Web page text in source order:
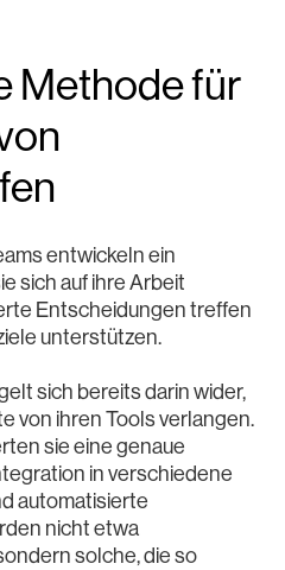
Methode für
entwickeln ein
sich auf ihre Arbeit
Entscheidungen treffen
unterstützen.
sich bereits darin wider,
von ihren Tools verlangen.
sie eine genaue
in verschiedene
automatisierte
nicht etwa
solche, die so